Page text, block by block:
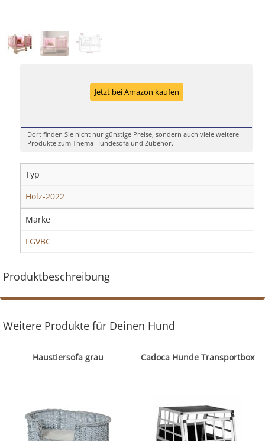
Jetzt bei Amazon kaufen
Dort finden Sie nicht nur günstige Preise, sondern auch viele weitere
Produkte zum Thema Hundesofa und Zubehör.
Typ
Holz-2022
Marke
FGVBC
Produktbeschreibung
Weitere Produkte für Deinen Hund
Haustiersofa grau Cadoca Hunde Transportbox